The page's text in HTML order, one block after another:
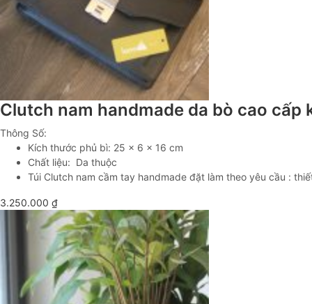
Clutch nam handmade da bò cao cấp
Thông Số:
Kích thước phủ bì: 25 x 6 x 16 cm
Chất liệu: Da thuộc
Túi Clutch nam cầm tay handmade đặt làm theo yêu cầu :
3.250.000 ₫